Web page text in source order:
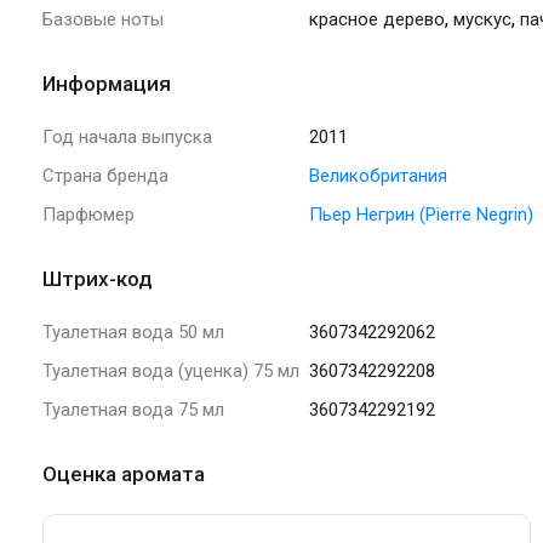
Базовые ноты красное дерево, мускус,
Информация
Год начала выпуска
2011
Страна бренда
Великобритания
Парфюмер
Пьер Негрин (Pierre Negrin)
Штрих-код
Туалетная вода 50 мл
3607342292062
Туалетная вода (уценка) 75 мл 3607342292208
Туалетная вода 75 мл
3607342292192
Оценка аромата